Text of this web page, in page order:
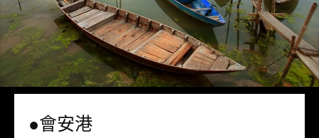
●會安港